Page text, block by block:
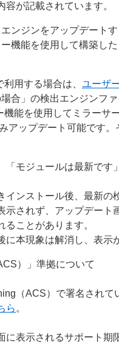
が記載されています。
ンジンをアップデート
機能を使用して構築し
用する場合は、 ユーザ
合」の検出エンジンフ
能を使用してミラーサ
アップデート可能です
「モジュールは最新です
インストール後、最新
示されず、アップデー
ことがあります。
に本現象は解消し、表示
）」準拠について
（ACS）で署名され
ら 。
に表示されるサポート